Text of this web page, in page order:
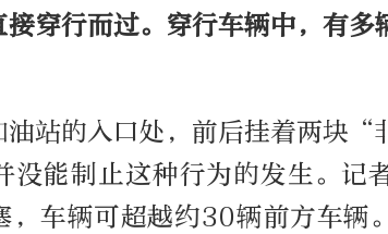
穿行而过。穿行车辆中，有多
油站的入口处，前后挂着两块“
能制止这种行为的发生。记
，车辆可超越约30辆前方车辆